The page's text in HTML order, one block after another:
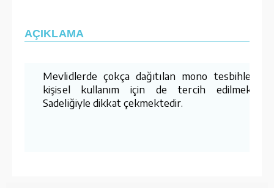
AÇIKLAMA
Mevlidlerde çokça dağıtılan mono
kişisel kullanım için de tercih
Sadeliğiyle dikkat çekmektedir.